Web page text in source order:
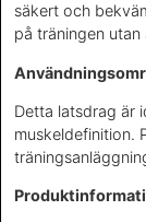
säkert och
på träningen
Detta latsdrag är
muskeldefinition.